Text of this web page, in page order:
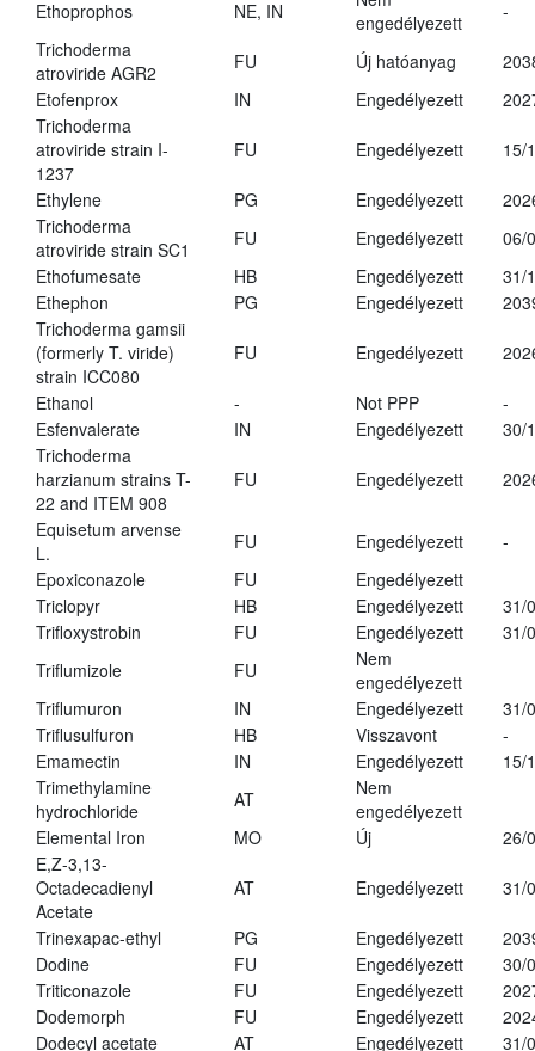
Ethoprophos
NE, IN
engedélyezett
-
Trichoderma
atroviride AGR2
FU Új hatóanyag
Etofenprox
IN Engedélyezett
Trichoderma
atroviride strain I-
1237
FU Engedélyezett 15/
Ethylene PG Engedélyezett
Trichoderma
atroviride strain SC1
FU Engedélyezett
06/
Ethofumesate
HB Engedélyezett
31/
Ethephon
PG Engedélyezett
Trichoderma gamsii
(formerly T. viride)
strain ICC080
FU Engedélyezett
Ethanol - Not PPP
-
Esfenvalerate
IN Engedélyezett
30/
Trichoderma
harzianum strains T-
22 and ITEM 908
FU Engedélyezett
Equisetum arvense
L.
FU Engedélyezett
-
Epoxiconazole
FU
Engedélyezett
Triclopyr
HB Engedélyezett
31/
Trifloxystrobin
FU Engedélyezett
31/
Triflumizole
FU
Nem
engedélyezett
Triflumuron
IN Engedélyezett
31/
Triflusulfuron
HB Visszavont
-
Emamectin
IN Engedélyezett
15/
Trimethylamine
hydrochloride
AT
Nem
engedélyezett
Elemental Iron
MO Új
26/
E,Z-3,13-
Octadecadienyl
Acetate
AT Engedélyezett 31/
Trinexapac-ethyl PG Engedélyezett
Dodine
FU Engedélyezett
30/
Triticonazole
FU Engedélyezett
Dodemorph
FU Engedélyezett
Dodecyl acetate
AT Engedélyezett 31/